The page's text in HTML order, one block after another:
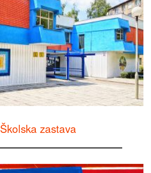
Školska zastava